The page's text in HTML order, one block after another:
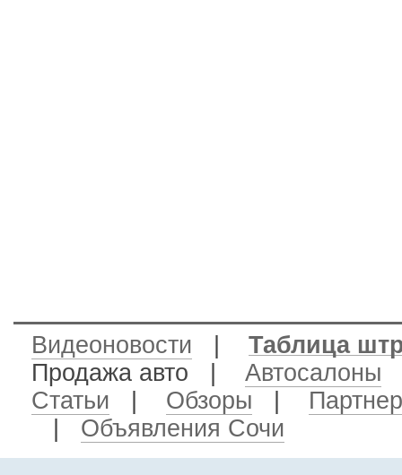
Видеоновости
Таблица
Продажа авто
Автосалоны
Статьи
Обзоры
Объявления Сочи